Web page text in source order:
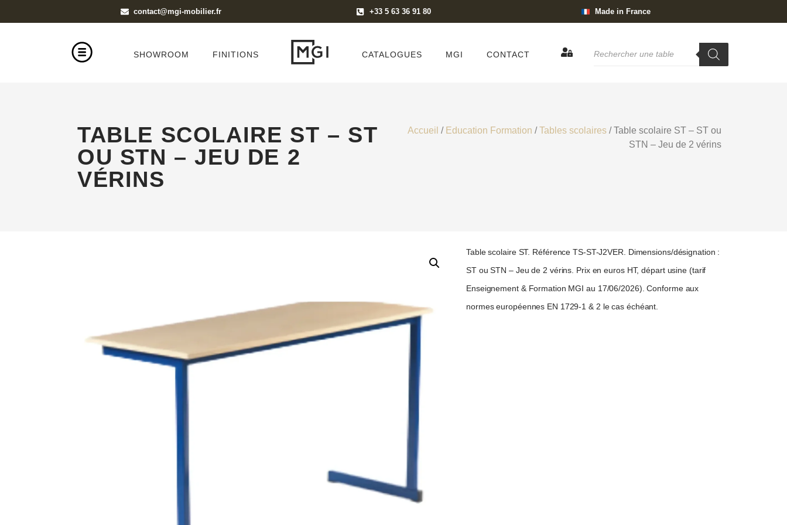
contact@mgi-mobilier.fr +33 5 63 36 91 80 Made in France
SHOWROOM FINITIONS CATALOGUES MGI CONTACT
TABLE SCOLAIRE ST – ST
OU STN – JEU DE 2
VÉRINS
Accueil / Education Formation /Tables scolaires / Table scolaire ST – ST ou
STN – Jeu de 2 vérins
Table scolaire ST. Référence TS-ST-J2VER. Dimensions/désignation :
ST ou STN – Jeu de 2 vérins. Prix en euros HT, départ usine (tarif
Enseignement & Formation MGI au 17/06/2026). Conforme aux
normes européennes EN 1729-1 & 2 le cas échéant.